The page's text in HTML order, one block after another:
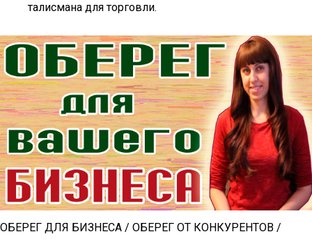
талисмана для торговли.
ОБЕРЕГ ДЛЯ БИЗНЕСА / ОБЕРЕГ ОТ КОНКУРЕНТОВ /